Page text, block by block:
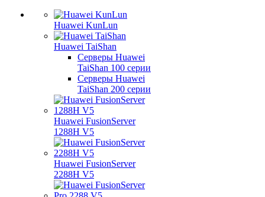
Huawei KunLun
Huawei TaiShan
Серверы Huawei
TaiShan 100 серии
Серверы Huawei
TaiShan 200 серии
Huawei FusionServer
1288H V5
Huawei FusionServer
2288H V5